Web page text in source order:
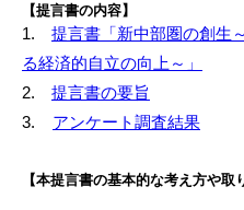
【提言書の内容】
1. 提言書「新中部圏の創生
る経済的自立の向上～」
2. 提言書の要旨
3. アンケート調査結果
【本提言書の基本的な考え方や取